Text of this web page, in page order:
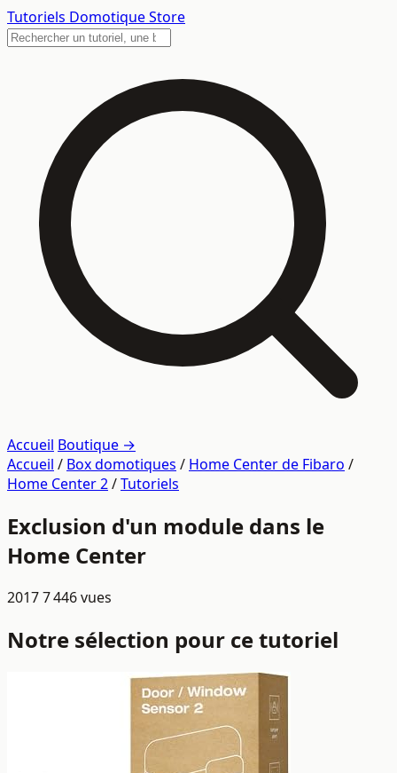
Tutoriels Domotique Store
Accueil Boutique →
Accueil / Box domotiques / Home Center de Fibaro /
Home Center 2/Tutoriels
Exclusion d'un module dans le
Home Center
20177 446 vues
Notre sélection pour ce tutoriel